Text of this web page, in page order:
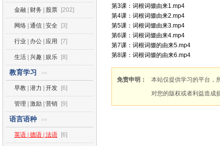
金融 | 财务 | 股票 [202]
网络 | 通信 | 安全 [3]
行业 | 办公 | 应用 [7]
生活 | 兴趣 | 娱乐 [8]
教育学习 >>
早教 | 潜力 | 开发 [6]
管理 | 激励 | 营销 [9]
语言语种 >>
英语 | 德语 | 法语 [6]
第3课：词根词缀由来1.mp4
第4课：词根词缀由来2.mp4
第5课：词根词缀由来3.mp4
第6课：词根词缀由来4.mp4
第7课：词根词缀的由来5.mp4
第8课：词根词缀的由来6.mp4
免责申明：
本站仅提供学习的平台，
对您的版权或者利益造成